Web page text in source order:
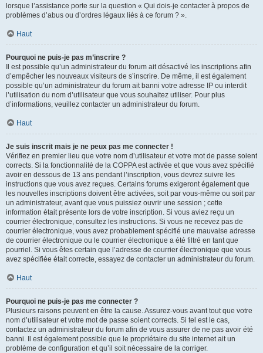
lorsque l’assistance porte sur la question « Qui dois-je contacter à propos de
problèmes d’abus ou d’ordres légaux liés à ce forum ? ».
Haut
Pourquoi ne puis-je pas m’inscrire ?
Il est possible qu’un administrateur du forum ait désactivé les inscriptions afin
d’empêcher les nouveaux visiteurs de s’inscrire. De même, il est également
possible qu’un administrateur du forum ait banni votre adresse IP ou interdit
l’utilisation du nom d’utilisateur que vous souhaitez utiliser. Pour plus
d’informations, veuillez contacter un administrateur du forum.
Haut
Je suis inscrit mais je ne peux pas me connecter !
Vérifiez en premier lieu que votre nom d’utilisateur et votre mot de passe soient
corrects. Si la fonctionnalité de la COPPA est activée et que vous avez spécifié
avoir en dessous de 13 ans pendant l’inscription, vous devrez suivre les
instructions que vous avez reçues. Certains forums exigeront également que
les nouvelles inscriptions doivent être activées, soit par vous-même ou soit par
un administrateur, avant que vous puissiez ouvrir une session ; cette
information était présente lors de votre inscription. Si vous aviez reçu un
courrier électronique, consultez les instructions. Si vous ne recevez pas de
courrier électronique, vous avez probablement spécifié une mauvaise adresse
de courrier électronique ou le courrier électronique a été filtré en tant que
pourriel. Si vous êtes certain que l’adresse de courrier électronique que vous
avez spécifiée était correcte, essayez de contacter un administrateur du forum.
Haut
Pourquoi ne puis-je pas me connecter ?
Plusieurs raisons peuvent en être la cause. Assurez-vous avant tout que votre
nom d’utilisateur et votre mot de passe soient corrects. Si tel est le cas,
contactez un administrateur du forum afin de vous assurer de ne pas avoir été
banni. Il est également possible que le propriétaire du site internet ait un
problème de configuration et qu’il soit nécessaire de la corriger.